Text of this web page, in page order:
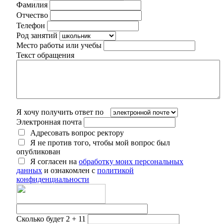
Фамилия
Отчество
Телефон
Род занятий
Место работы или учебы
Текст обращения
Я хочу получить ответ по
Электронная почта
Адресовать вопрос ректору
Я не против того, чтобы мой вопрос был
опубликован
Я согласен на обработку моих персональных
данных и ознакомлен с политикой
конфиденциальности
Сколько будет 2 + 11